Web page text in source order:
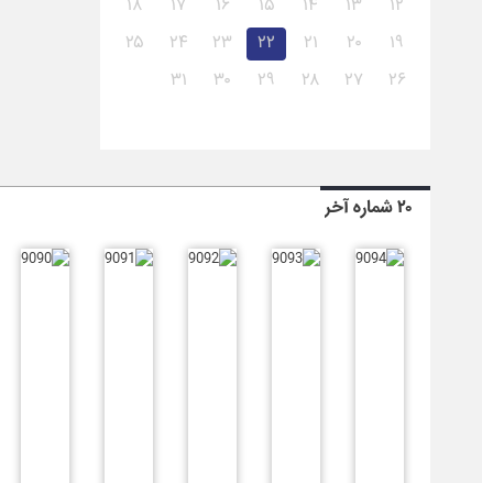
۱۲ ۱۳ ۱۴ ۱۵ ۱۶ ۱۷
۱۸
۱۹
۲۰ ۲۱ ۲۲ ۲۳ ۲۴
۲۵
۲۶
۲۷ ۲۸ ۲۹ ۳۰ ۳۱
۲۰ شماره آخر